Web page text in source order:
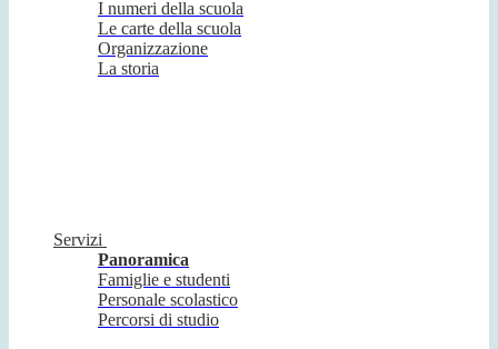
I numeri della scuola
Le carte della scuola
Organizzazione
La storia
Servizi
Panoramica
Famiglie e studenti
Personale scolastico
Percorsi di studio